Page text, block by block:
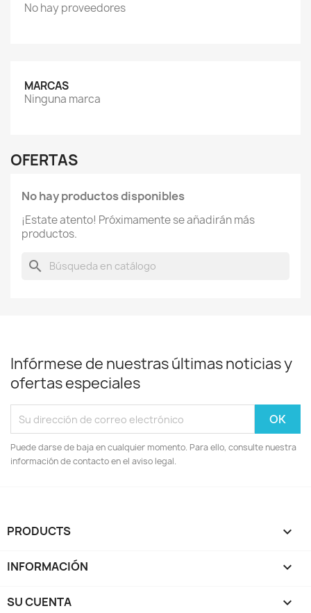
No hay proveedores
MARCAS
Ninguna marca
OFERTAS
No hay productos disponibles
¡Estate atento! Próximamente se añadirán más
productos.
search
Infórmese de nuestras últimas noticias y
ofertas especiales
Puede darse de baja en cualquier momento. Para ello, consulte nuestra
información de contacto en el aviso legal.
PRODUCTS 
INFORMACIÓN 
SU CUENTA 